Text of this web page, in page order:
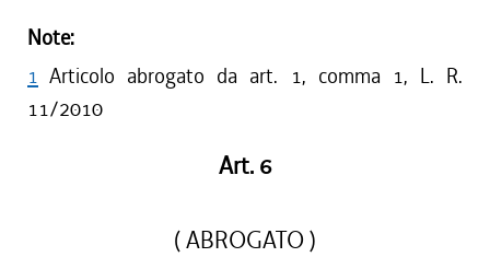
Note:
1 Articolo abrogato da art. 1, comma 1, L. R.
11/2010
Art. 6
( ABROGATO )